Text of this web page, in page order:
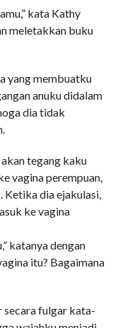
kata Kathy
meletakkan buku
yang membuatku
anuku didalam
dia tidak
tegang kaku
vagina perempuan,
Ketika dia ejakulasi,
ke vagina
katanya dengan
itu? Bagaimana
secara fulgar kata-